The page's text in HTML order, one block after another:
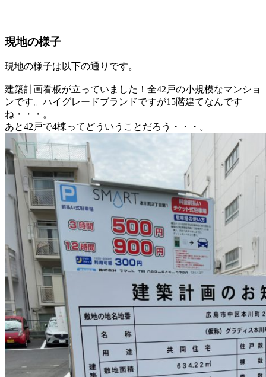
現地の様子
現地の様子は以下の通りです。
建築計画看板が立っていました！全42戸の小規模なマンショ
ンです。ハイグレードブランドですが15階建てなんです
ね・・・。
あと42戸で4棟ってどういうことだろう・・・。